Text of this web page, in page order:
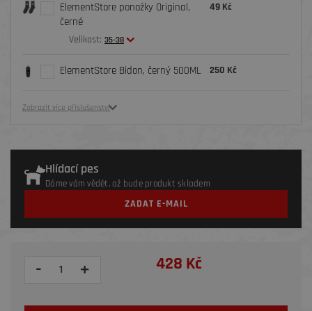
ElementStore ponožky Original,
černé
Velikost: 35-38
49 Kč
ElementStore Bidon, černý 500ML 250 Kč
Zobrazit více příslušenství
Hlídací pes
Dáme vám vědět, až bude produkt skladem
ZADAT E-MAIL
- + 428 Kč